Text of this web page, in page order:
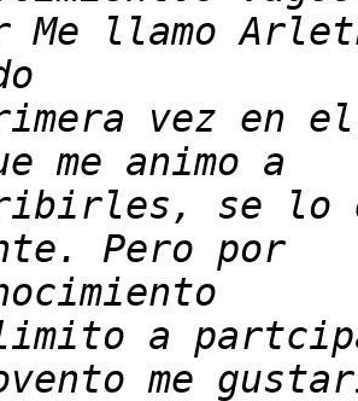
vez en
se lo
a